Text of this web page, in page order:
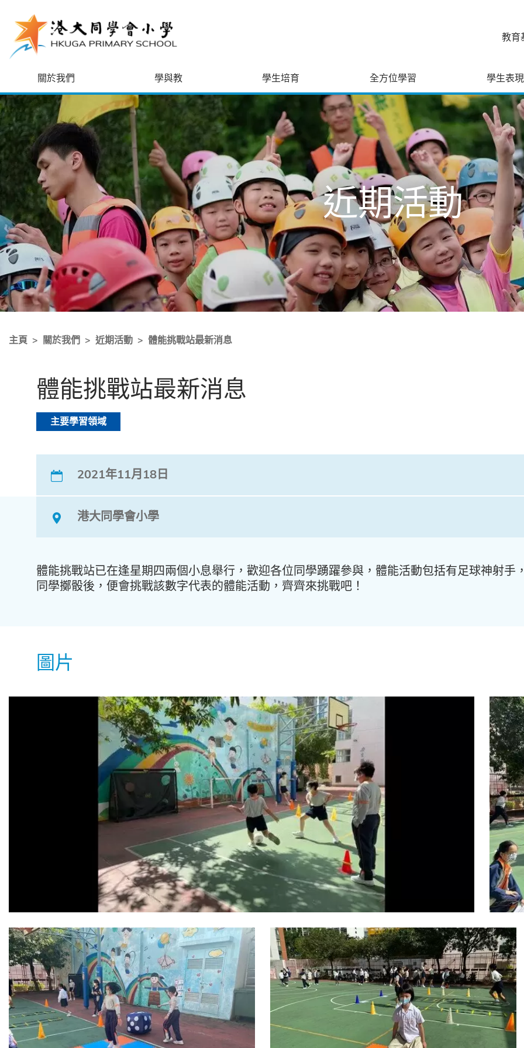
教育
關於我們 學與教 學生培育 全方位學習 學生表現
近期活動
主頁 關於我們 近期活動 體能挑戰站最新消息
體能挑戰站最新消息
主要學習領域
2021年11月18日
港大同學會小學
體能挑戰站已在逢星期四兩個小息舉行，歡迎各位同學踴躍參與，體能活動包括有足球神射
同學擲骰後，便會挑戰該數字代表的體能活動，齊齊來挑戰吧！
圖片